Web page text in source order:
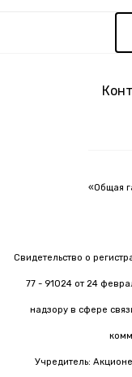
«Общая
Свидетельство о
77 - 91024 от 24
надзору в сфере
Учредитель: